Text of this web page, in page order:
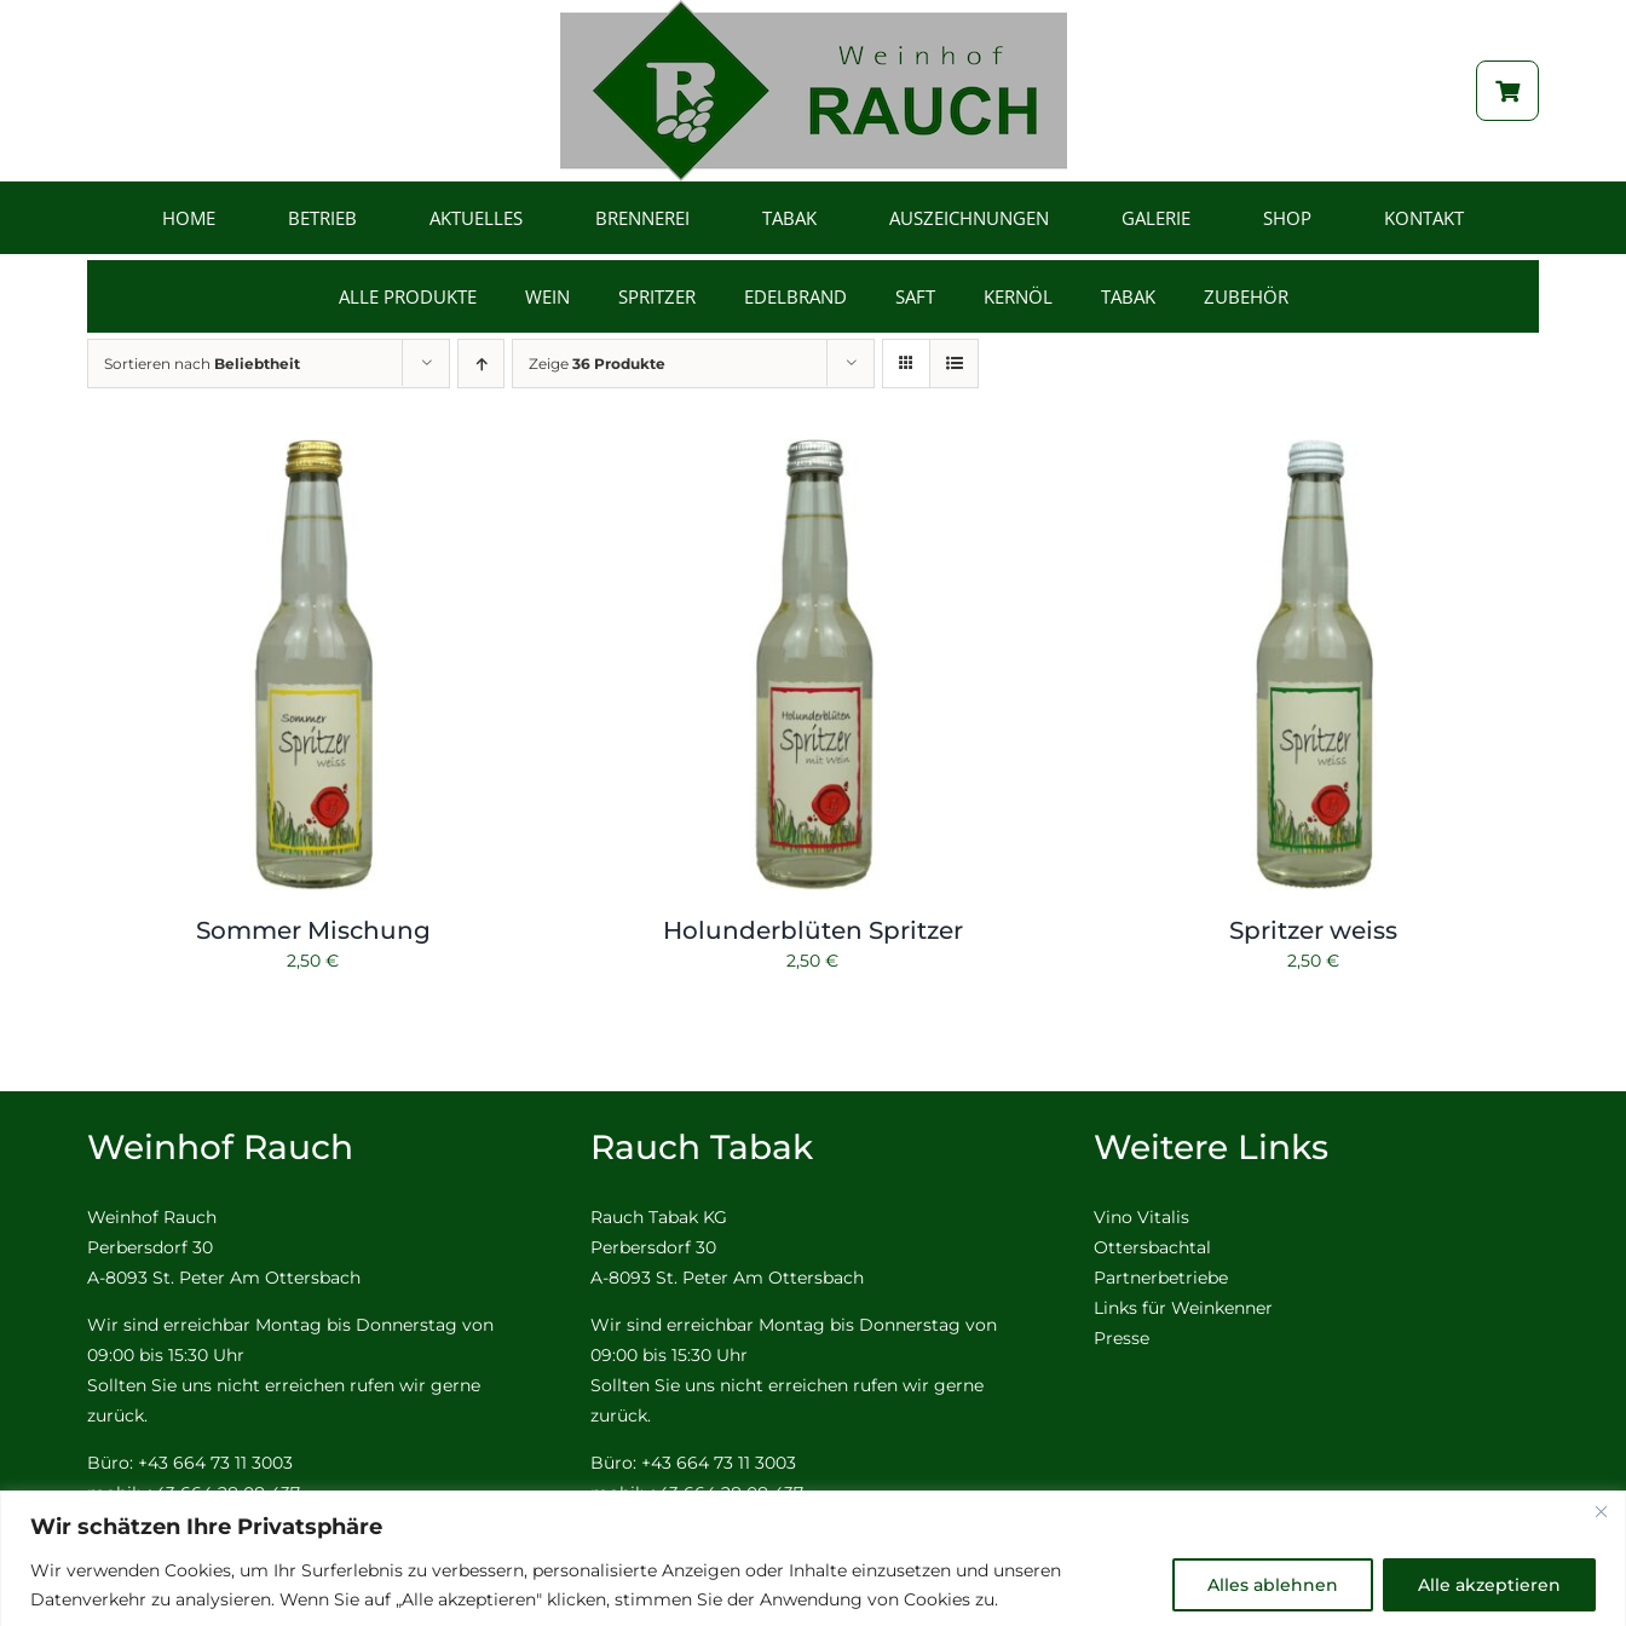
Wir schätzen Ihre Privatsphäre
Wir verwenden Cookies, um Ihr Surferlebnis zu verbessern, personalisierte Anzeigen oder Inhalte einzusetzen und unseren
Datenverkehr zu analysieren. Wenn Sie auf „Alle akzeptieren" klicken, stimmen Sie der Anwendung von Cookies zu.
Alles ablehnen Alle akzeptieren
HOME BETRIEB AKTUELLES BRENNEREI TABAK AUSZEICHNUNGEN GALERIE SHOP KONTAKT
ALLE PRODUKTE WEIN SPRITZER EDELBRAND SAFT KERNÖL TABAK ZUBEHÖR
Sortieren nach Beliebtheit Zeige 36 Produkte
Sommer Mischung
2,50€
Holunderblüten Spritzer
2,50€
Spritzer weiss
2,50 €
Weinhof Rauch
Weinhof Rauch
Perbersdorf 30
A-8093 St. Peter Am Ottersbach
Wir sind erreichbar Montag bis Donnerstag von
09:00 bis 15:30 Uhr
Sollten Sie uns nicht erreichen rufen wir gerne
zurück.
Büro: +43 664 73 11 3003
mobil: +43 664 28 08 437
Email:rauch@weinhof-rauch.at
Rauch Tabak
Rauch Tabak KG
Perbersdorf 30
A-8093 St. Peter Am Ottersbach
Wir sind erreichbar Montag bis Donnerstag von
09:00 bis 15:30 Uhr
Sollten Sie uns nicht erreichen rufen wir gerne
zurück.
Büro: +43 664 73 11 3003
mobil: +43 664 28 08 437
Weitere Links
Vino Vitalis
Ottersbachtal
Partnerbetriebe
Links für Weinkenner
Presse
© Copyright 2012 - 2026 | All Rights Reserved